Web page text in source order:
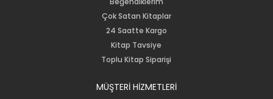
Çok Satan Kitaplar
24 Saatte Kargo
Kitap Tavsiye
Toplu Kitap Siparişi
MÜŞTERİ HİZMETLERİ